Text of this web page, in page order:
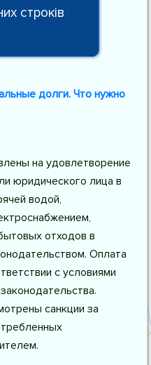
строків
долги. Что нужно
на удовлетворение
юридического лица в
водой,
отходов в
Оплата
с условиями
санкции за